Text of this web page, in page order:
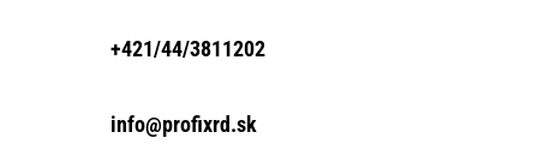
+421/44/3811202
info@profixrd.sk